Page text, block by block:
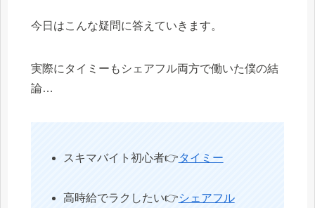
今日はこんな疑問に答えていきます。
実際にタイミーもシェアフル両方で働いた僕の結
論…
スキマバイト初心者👉タイミー
高時給でラクしたい👉シェアフル